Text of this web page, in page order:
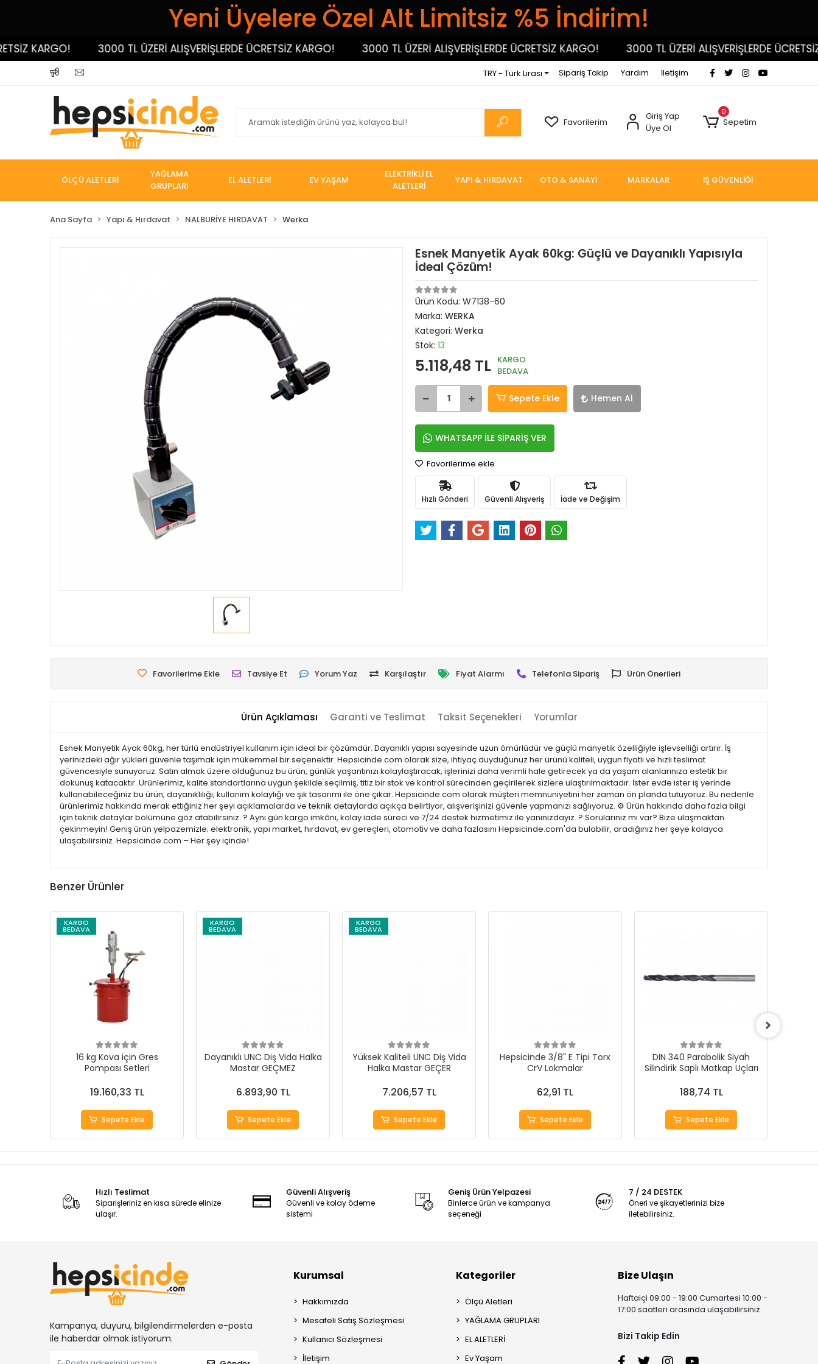
Yeni Üyelere Özel Alt Limitsiz %5 İndirim!
KARGO! 3000 TL ÜZERİ ALIŞVERİŞLERDE ÜCRETSİZ KARGO! 3000 TL ÜZERİ ALIŞVERİŞLERDE ÜCRETSİZ KARGO! 3000 TL ÜZERİ ALIŞVERİŞLERDE ÜCRETSİZ
TRY - Türk Lirası Sipariş Takip Yardım İletişim
Favorilerim
Giriş Yap
Üye Ol
0
Sepetim
ÖLÇÜ ALETLERİ
YAĞLAMA
GRUPLARI
EL ALETLERİ EV YAŞAM
ELEKTRİKLİ EL
ALETLERİ
YAPI & HIRDAVAT OTO & SANAYİ MARKALAR İŞ GÜVENLİĞİ
Ana Sayfa Yapı & Hırdavat NALBURİYE HIRDAVAT Werka
Esnek Manyetik Ayak 60kg: Güçlü ve Dayanıklı Yapısıyla
İdeal Çözüm!
Ürün Kodu: W7138-60
Marka: WERKA
Kategori: Werka
Stok: 13
5.118,48 TL KARGO
BEDAVA
Sepete Ekle Hemen Al
WHATSAPP İLE SİPARİŞ VER
Favorilerime ekle
Hızlı Gönderi Güvenli Alışveriş İade ve Değişim
Favorilerime Ekle Tavsiye Et Yorum Yaz Karşılaştır Fiyat Alarmı Telefonla Sipariş Ürün Önerileri
Ürün Açıklaması Garanti ve Teslimat Taksit Seçenekleri Yorumlar
Esnek Manyetik Ayak 60kg, her türlü endüstriyel kullanım için ideal bir çözümdür. Dayanıklı yapısı sayesinde uzun ömürlüdür ve güçlü manyetik özelliğiyle işlevselliği artırır. İş
yerinizdeki ağır yükleri güvenle taşımak için mükemmel bir seçenektir. Hepsicinde.com olarak size, ihtiyaç duyduğunuz her ürünü kaliteli, uygun fiyatlı ve hızlı teslimat
güvencesiyle sunuyoruz. Satın almak üzere olduğunuz bu ürün, günlük yaşantınızı kolaylaştıracak, işlerinizi daha verimli hale getirecek ya da yaşam alanlarınıza estetik bir
dokunuş katacaktır. Ürünlerimiz, kalite standartlarına uygun şekilde seçilmiş, titiz bir stok ve kontrol sürecinden geçirilerek sizlere ulaştırılmaktadır. İster evde ister iş yerinde
kullanabileceğiniz bu ürün, dayanıklılığı, kullanım kolaylığı ve şık tasarımı ile öne çıkar. Hepsicinde.com olarak müşteri memnuniyetini her zaman ön planda tutuyoruz. Bu nedenle
ürünlerimiz hakkında merak ettiğiniz her şeyi açıklamalarda ve teknik detaylarda açıkça belirtiyor, alışverişinizi güvenle yapmanızı sağlıyoruz. ⚙️ Ürün hakkında daha fazla bilgi
için teknik detaylar bölümüne göz atabilirsiniz. ? Aynı gün kargo imkânı, kolay iade süreci ve 7/24 destek hizmetimiz ile yanınızdayız. ? Sorularınız mı var? Bize ulaşmaktan
çekinmeyin! Geniş ürün yelpazemizle; elektronik, yapı market, hırdavat, ev gereçleri, otomotiv ve daha fazlasını Hepsicinde.com'da bulabilir, aradığınız her şeye kolayca
ulaşabilirsiniz. Hepsicinde.com – Her şey içinde!
Benzer Ürünler
KARGO
BEDAVA
16 kg Kova için Gres
Pompası Setleri
19.160,33 TL
Sepete Ekle
KARGO
BEDAVA
Dayanıklı UNC Diş Vida Halka
Mastar GEÇMEZ
6.893,90 TL
Sepete Ekle
KARGO
BEDAVA
Yüksek Kaliteli UNC Diş Vida
Halka Mastar GEÇER
7.206,57 TL
Sepete Ekle
Hepsicinde 3/8" E Tipi Torx
CrV Lokmalar
62,91 TL
Sepete Ekle
DIN 340 Parabolik Siyah
Silindirik Saplı Matkap Uçları
188,74 TL
Sepete Ekle
Hızlı Teslimat
Siparişleriniz en kısa sürede elinize
ulaşır.
Güvenli Alışveriş
Güvenli ve kolay ödeme
sistemi
Geniş Ürün Yelpazesi
Binlerce ürün ve kampanya
seçeneği
7 / 24 DESTEK
Öneri ve şikayetlerinizi bize
iletebilirsiniz.
Kampanya, duyuru, bilgilendirmelerden e-posta
ile haberdar olmak istiyorum.
Kurumsal
Hakkımızda
Mesafeli Satış Sözleşmesi
Kullanıcı Sözleşmesi
İletişim
Kategoriler
Ölçü Aletleri
YAĞLAMA GRUPLARI
EL ALETLERİ
Ev Yaşam
Bize Ulaşın
Haftaiçi 09:00 - 19:00 Cumartesi 10:00 -
17:00 saatleri arasında ulaşabilirsiniz.
Bizi Takip Edin